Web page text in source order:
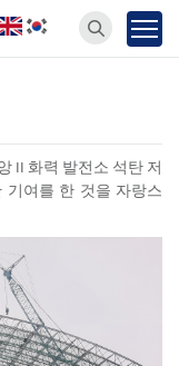
II 화력 발전소 석탄 저
기여를 한 것을 자랑스